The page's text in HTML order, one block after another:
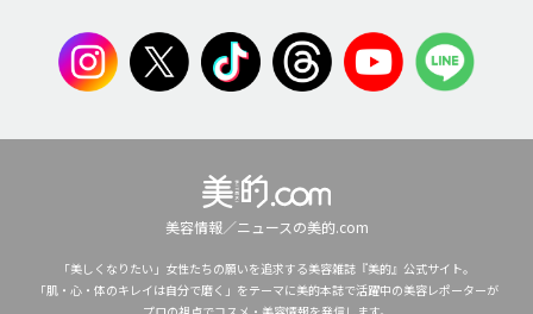
美容情報／ニュースの美的.com
「美しくなりたい」女性たちの願いを追求する美容雑誌『美的』公式サイト。
「肌・心・体のキレイは自分で磨く」をテーマに美的本誌で活躍中の美容レポーターが